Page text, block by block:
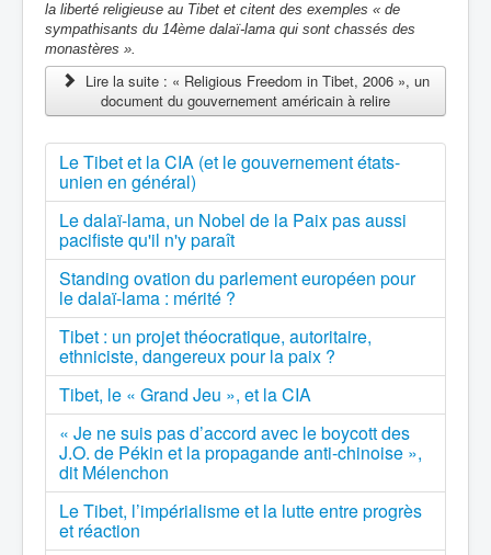
la liberté religieuse au Tibet et citent des exemples « de
sympathisants du 14ème dalaï-lama qui sont chassés des
monastères ».
Lire la suite : « Religious Freedom in Tibet, 2006 », un
document du gouvernement américain à relire
Le Tibet et la CIA (et le gouvernement états-
unien en général)
Le dalaï-lama, un Nobel de la Paix pas aussi
pacifiste qu'il n'y paraît
Standing ovation du parlement européen pour
le dalaï-lama : mérité ?
Tibet : un projet théocratique, autoritaire,
ethniciste, dangereux pour la paix ?
Tibet, le « Grand Jeu », et la CIA
« Je ne suis pas d’accord avec le boycott des
J.O. de Pékin et la propagande anti-chinoise »,
dit Mélenchon
Le Tibet, l’impérialisme et la lutte entre progrès
et réaction